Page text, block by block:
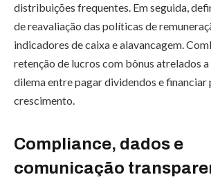
distribuições frequentes. Em seguida,
de reavaliação das políticas de
indicadores de caixa e alavancagem.
retenção de lucros com bônus atrelados
dilema entre pagar dividendos e financiar
crescimento.
Compliance, dados e
comunicação